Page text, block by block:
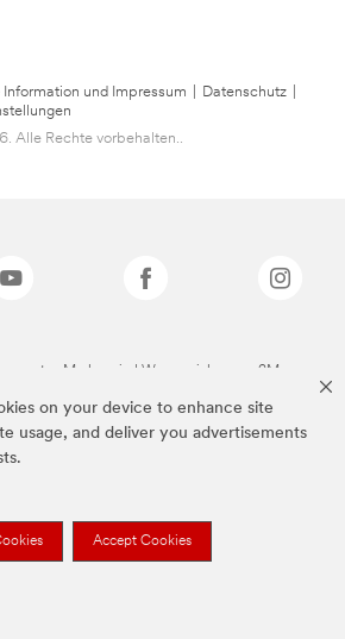
on your device to enhance site
usage, and deliver you advertisements
Accept Cookies
Information und Impressum Datenschutz
Alle Rechte vorbehalten..
Marken sind Warenzeichen von 3M.